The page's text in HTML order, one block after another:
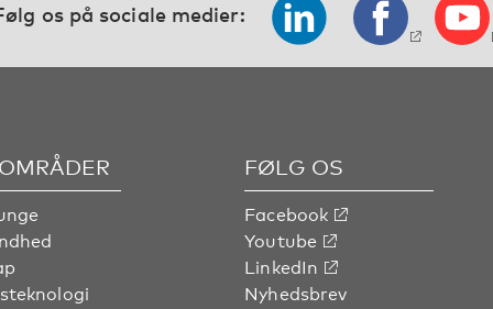
os på sociale medier:
FØLG OS
Facebook
Youtube
LinkedIn
Nyhedsbrev